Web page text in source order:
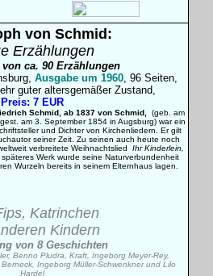
von Schmid :
Erzählungen
ca. 90 Erzählungen
Ausgabe um 1960, 96 Seiten,
guter altersgemäßer Zustand,
Preis: 7 EUR
Schmid, ab 1837 von Schmid,
(geb. am
am 3. September 1854 in Augsburg) war ein
und Dichter von Kirchenliedern. Er gilt
seiner Zeit. Zu seinen auch heute noch
verbreitete Weihnachtslied Ihr Kinderlein,
Werk wurde seine Naturverbundenheit
Wurzeln bereits in seinem Elternhaus lagen.
Katrinchen
Kindern
von 8 Geschichten
Benno Pludra, Kraft, Ingeborg Meyer-Rey,
Ingeborg Müller-Schwenkner und Lilo
Hardel